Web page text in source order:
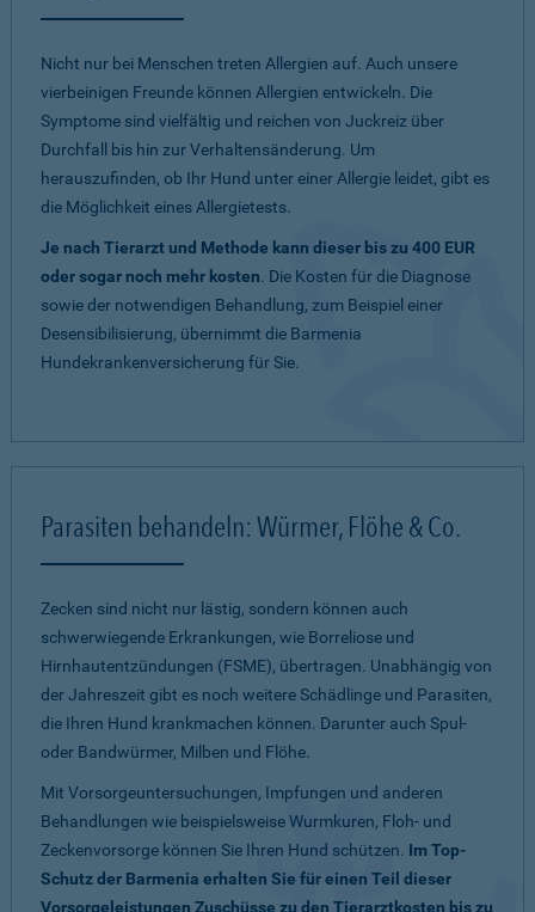
Nicht nur bei Menschen treten Allergien auf. Auch unsere
vierbeinigen Freunde können Allergien entwickeln. Die
Symptome sind vielfältig und reichen von Juckreiz über
Durchfall bis hin zur Verhaltensänderung. Um
herauszufinden, ob Ihr Hund unter einer Allergie leidet, gibt es
die Möglichkeit eines Allergietests.
Je nach Tierarzt und Methode kann dieser bis zu 400 EUR
oder sogar noch mehr kosten. Die Kosten für die Diagnose
sowie der notwendigen Behandlung, zum Beispiel einer
Desensibilisierung, übernimmt die Barmenia
Hundekrankenversicherung für Sie.
Parasiten behandeln: Würmer, Flöhe & Co.
Zecken sind nicht nur lästig, sondern können auch
schwerwiegende Erkrankungen, wie Borreliose und
Hirnhautentzündungen (FSME), übertragen. Unabhängig von
der Jahreszeit gibt es noch weitere Schädlinge und Parasiten,
die Ihren Hund krankmachen können. Darunter auch Spul-
oder Bandwürmer, Milben und Flöhe.
Mit Vorsorgeuntersuchungen, Impfungen und anderen
Behandlungen wie beispielsweise Wurmkuren, Floh- und
Zeckenvorsorge können Sie Ihren Hund schützen. Im Top-
Schutz der Barmenia erhalten Sie für einen Teil dieser
Vorsorgeleistungen Zuschüsse zu den Tierarztkosten bis zu